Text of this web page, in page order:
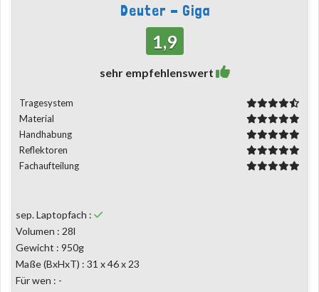
Deuter - Giga
1,9
sehr empfehlenswert
Tragesystem
Material
Handhabung
Reflektoren
Fachaufteilung
sep. Laptopfach :
Volumen : 28l
Gewicht : 950g
Maße (BxHxT) : 31 x 46 x 23
Für wen : -